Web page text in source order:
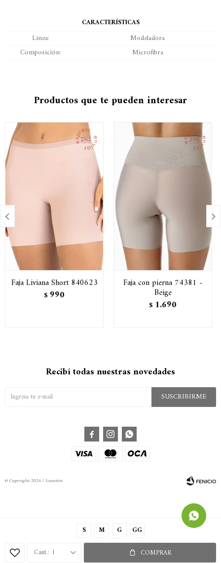
S M G
GG
1
COMPRAR
CARACTERÍSTICAS
Línea
Modeladora
Composición
Microfibra
Productos que te pueden interesar
Faja Liviana Short 840623
$ 990
Faja con pierna 74381 -
Beige
$ 1.690
 
Recibí todas nuestras novedades
SUSCRIBIRME
  
© Copyright 2026 / Lumiére